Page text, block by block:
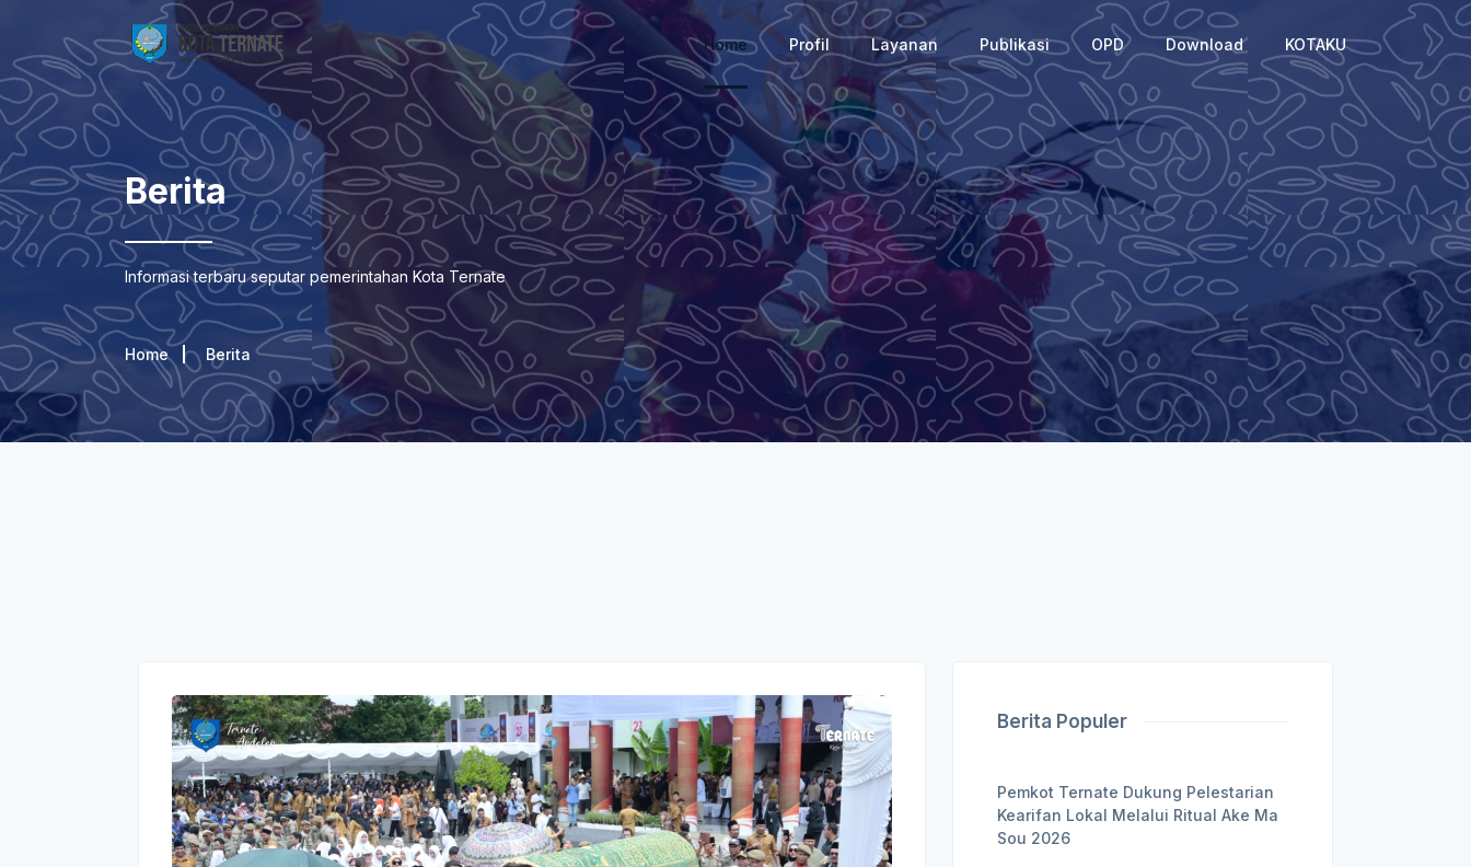
Home Profil Layanan Publikasi OPD Download KOTAKU
Berita
Informasi terbaru seputar pemerintahan Kota Ternate
Home Berita
Berita Populer
Pemkot Ternate Dukung Pelestarian
Kearifan Lokal Melalui Ritual Ake Ma
Sou 2026